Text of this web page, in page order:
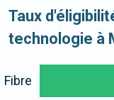
Taux
technologie à
Fibre